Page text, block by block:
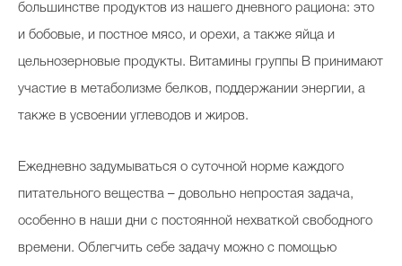
большинстве продуктов из нашего дневного рациона: это
и бобовые, и постное мясо, и орехи, а также яйца и
цельнозерновые продукты. Витамины группы В принимают
участие в метаболизме белков, поддержании энергии, а
также в усвоении углеводов и жиров.
Ежедневно задумываться о суточной норме каждого
питательного вещества – довольно непростая задача,
особенно в наши дни с постоянной нехваткой свободного
времени. Облегчить себе задачу можно с помощью